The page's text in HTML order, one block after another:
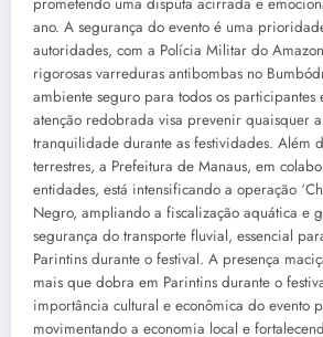
ano. A segurança do evento é uma
autoridades, com a Polícia Militar do
rigorosas varreduras antibombas no
ambiente seguro para todos os participantes
atenção redobrada visa prevenir quaisquer
tranquilidade durante as festividades. Além
terrestres, a Prefeitura de Manaus, em
entidades, está intensificando a operação
Negro, ampliando a fiscalização aquática e
segurança do transporte fluvial, essencial
Parintins durante o festival. A presença
mais que dobra em Parintins durante o
importância cultural e econômica do evento
movimentando a economia local e